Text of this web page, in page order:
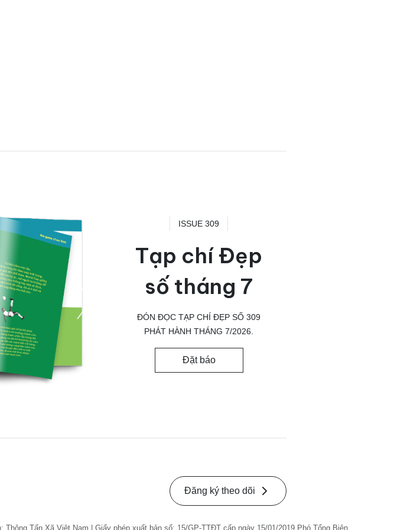
ISSUE 309
Tạp chí Đẹp
số tháng 7
ĐÓN ĐỌC TẠP CHÍ ĐẸP SỐ 309
PHÁT HÀNH THÁNG 7/2026.
Đặt báo
Đăng ký theo dõi
Tấn Xã Việt Nam | Giấy phép xuất bản số: 15/GP-TTĐT cấp ngày 15/01/2019 Phó Tổng Biên